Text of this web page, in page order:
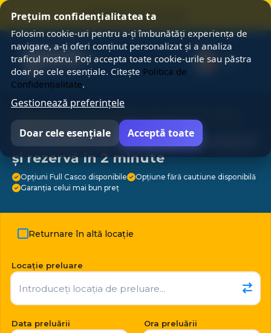
Prețuim confidențialitatea ta
Folosim cookie-uri pentru a-ți îmbunătăți experiența de
navigare, a-ți oferi conținut personalizat și a analiza
traficul nostru. Poți accepta toate cookie-urile sau păstra
doar pe cele esențiale. Citește Politica de
Confidențialitate.
Gestionează preferințele
Doar cele esențiale Acceptă toate
⭐ SUMMER SALE 25% OFF ⭐
costuri ascunse ⭐ Anulare gratuită ⭐
⭐ Închirieri auto – compară prețuri
și rezervă în 2 minute
Opțiuni Full Casco disponibile
Opțiune fără cautiune disponibilă
Garanția celui mai bun preț
Returnare în altă locație
Locație preluare
Data preluării Ora preluării